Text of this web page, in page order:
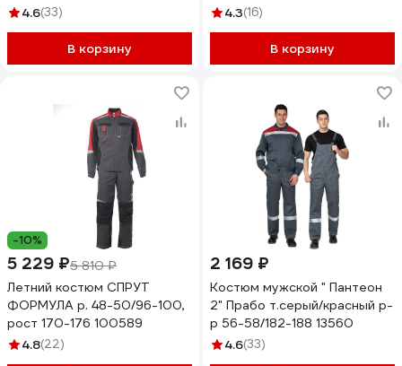
4.6(33)
В корзину
48-50, 170-176
4.3(16)
В корзину
-10%
5 229 ₽5 810 ₽
Летний костюм СПРУТ
ФОРМУЛА р. 48-50/96-100,
рост 170-176 100589
4.8(22)
2 169 ₽
Костюм мужской " Пантеон
2" Прабо т.серый/красный р-
р 56-58/182-188 13560
4.6(33)